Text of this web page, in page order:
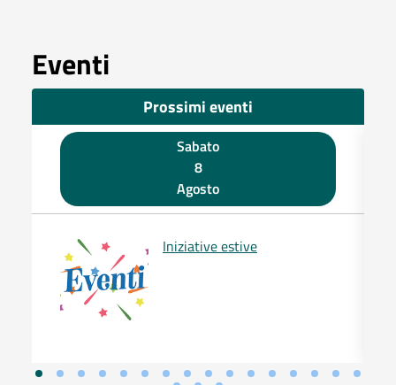
Eventi
Prossimi eventi
Sabato
8
Agosto
Iniziative estive